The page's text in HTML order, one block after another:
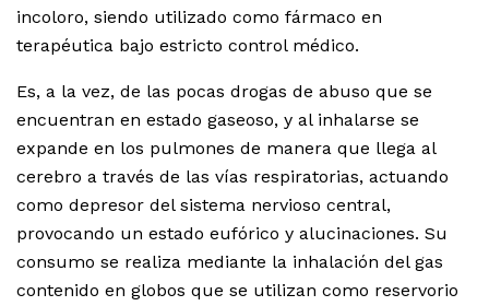
incoloro, siendo utilizado como fármaco en
terapéutica bajo estricto control médico.
Es, a la vez, de las pocas drogas de abuso que se
encuentran en estado gaseoso, y al inhalarse se
expande en los pulmones de manera que llega al
cerebro a través de las vías respiratorias, actuando
como depresor del sistema nervioso central,
provocando un estado eufórico y alucinaciones. Su
consumo se realiza mediante la inhalación del gas
contenido en globos que se utilizan como reservorio